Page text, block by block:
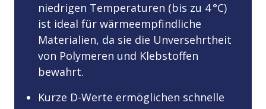
niedrigen Temperaturen (bis zu 4 °C)
ist ideal für wärmeempfindliche
Materialien, da sie die Unversehrtheit
von Polymeren und Klebstoffen
bewahrt.
Kurze D-Werte ermöglichen schnelle